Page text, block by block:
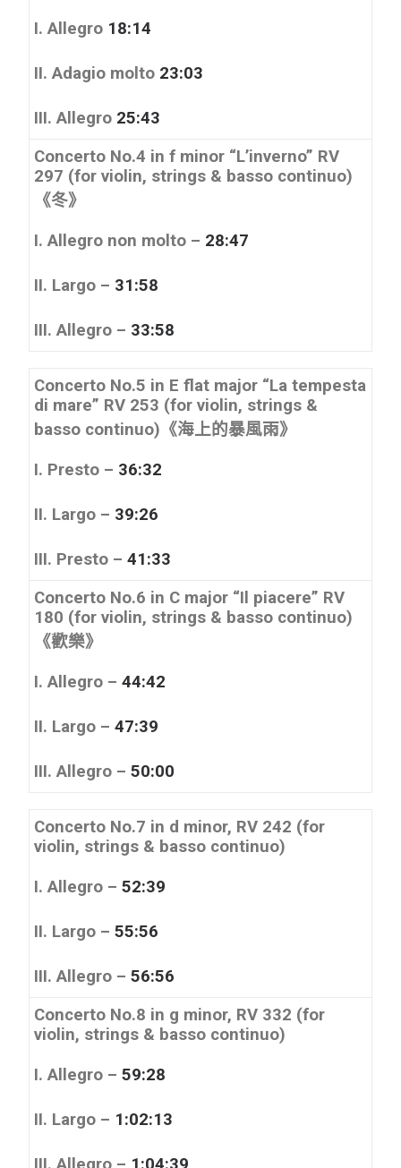
I. Allegro 18:14
II. Adagio molto 23:03
III. Allegro 25:43
Concerto No.4 in f minor “L’inverno” RV
297 (for violin, strings & basso continuo)
《冬》
I. Allegro non molto – 28:47
II. Largo – 31:58
III. Allegro – 33:58
Concerto No.5 in E flat major “La tempesta
di mare” RV 253 (for violin, strings &
basso continuo)《海上的暴風雨》
I. Presto – 36:32
II. Largo – 39:26
III. Presto – 41:33
Concerto No.6 in C major “Il piacere” RV
180 (for violin, strings & basso continuo)
《歡樂》
I. Allegro – 44:42
II. Largo – 47:39
III. Allegro – 50:00
Concerto No.7 in d minor, RV 242 (for
violin, strings & basso continuo)
I. Allegro – 52:39
II. Largo – 55:56
III. Allegro – 56:56
Concerto No.8 in g minor, RV 332 (for
violin, strings & basso continuo)
I. Allegro – 59:28
II. Largo – 1:02:13